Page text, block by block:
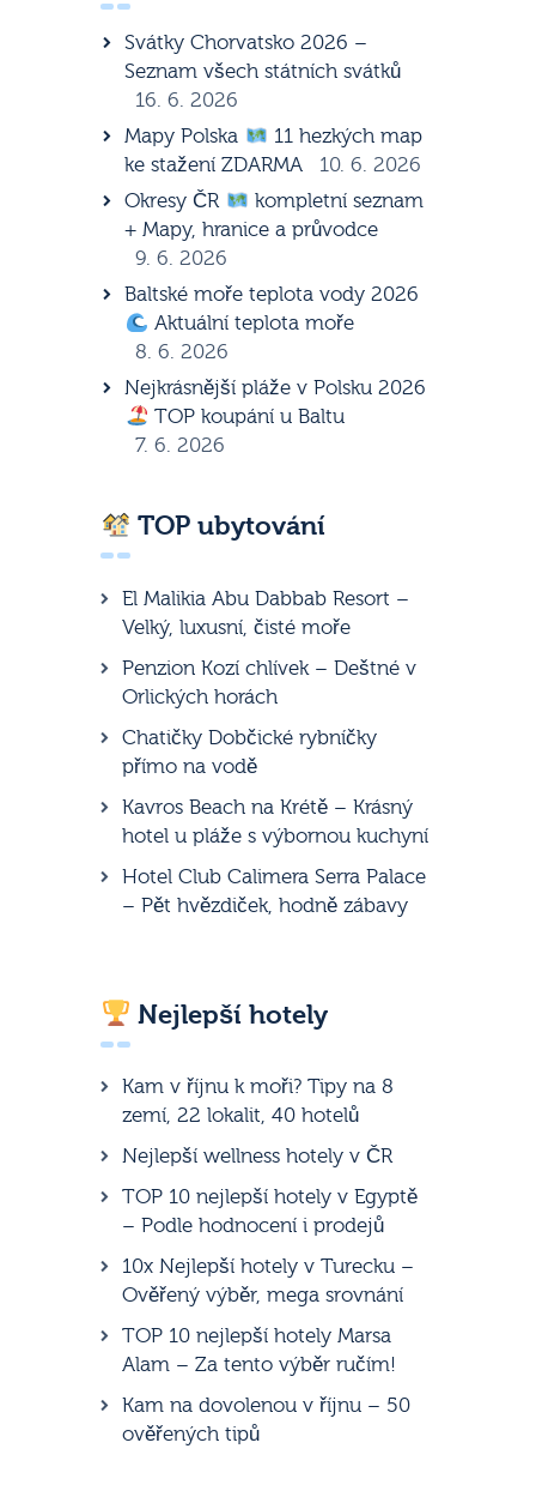
Svátky Chorvatsko 2026 –
Seznam všech státních svátků
16. 6. 2026
Mapy Polska
11 hezkých map
ke stažení ZDARMA
10. 6. 2026
Okresy ČR
kompletní seznam
+ Mapy, hranice a průvodce
9. 6. 2026
Baltské moře teplota vody 2026
Aktuální teplota moře
8. 6. 2026
Nejkrásnější pláže v Polsku 2026
TOP koupání u Baltu
7. 6. 2026
TOP ubytování
El Malikia Abu Dabbab Resort –
Velký, luxusní, čisté moře
Penzion Kozí chlívek – Deštné v
Orlických horách
Chatičky Dobčické rybníčky
přímo na vodě
Kavros Beach na Krétě – Krásný
hotel u pláže s výbornou kuchyní
Hotel Club Calimera Serra Palace
– Pět hvězdiček, hodně zábavy
Nejlepší hotely
Kam v říjnu k moři? Tipy na 8
zemí, 22 lokalit, 40 hotelů
Nejlepší wellness hotely v ČR
TOP 10 nejlepší hotely v Egyptě
– Podle hodnocení i prodejů
10x Nejlepší hotely v Turecku –
Ověřený výběr, mega srovnání
TOP 10 nejlepší hotely Marsa
Alam – Za tento výběr ručím!
Kam na dovolenou v říjnu – 50
ověřených tipů